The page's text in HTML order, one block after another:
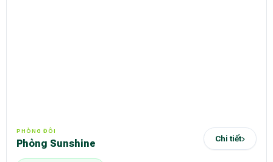
PHÒNG ĐÔI
Phòng Sunshine Chi tiết